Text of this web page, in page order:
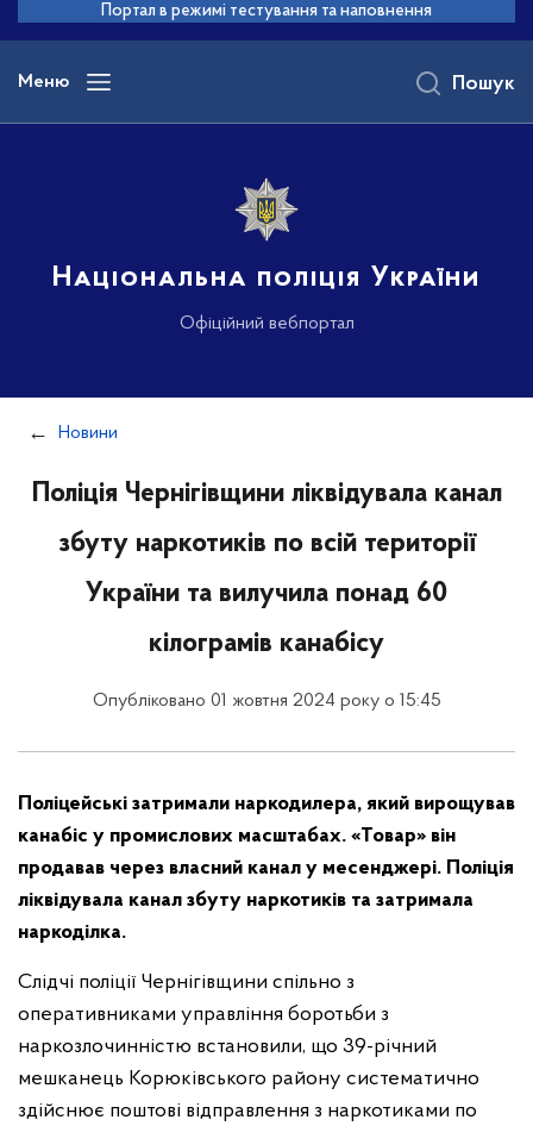
основного
вмісту
Портал в режимі тестування та наповнення
Меню
Національна поліція України
Офіційний вебпортал
Пошук
Новини
Поліція Чернігівщини ліквідувала канал
збуту наркотиків по всій території
України та вилучила понад 60
кілограмів канабісу
Опубліковано 01 жовтня 2024 року о 15:45
Поліцейські затримали наркодилера, який вирощував
канабіс у промислових масштабах. «Товар» він
продавав через власний канал у месенджері. Поліція
ліквідувала канал збуту наркотиків та затримала
наркоділка.
Слідчі поліції Чернігівщини спільно з
оперативниками управління боротьби з
наркозлочинністю встановили, що 39-річний
мешканець Корюківського району систематично
здійснює поштові відправлення з наркотиками по